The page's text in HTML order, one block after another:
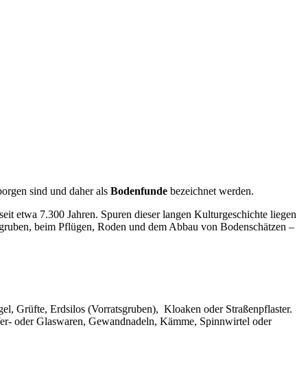
sind und daher als Bodenfunde bezeichnet werden.
etwa 7.300 Jahren. Spuren dieser langen Kulturgeschichte liegen
beim Pflügen, Roden und dem Abbau von Bodenschätzen –
Grüfte, Erdsilos (Vorratsgruben), Kloaken oder Straßenpflaster.
oder Glaswaren, Gewandnadeln, Kämme, Spinnwirtel oder